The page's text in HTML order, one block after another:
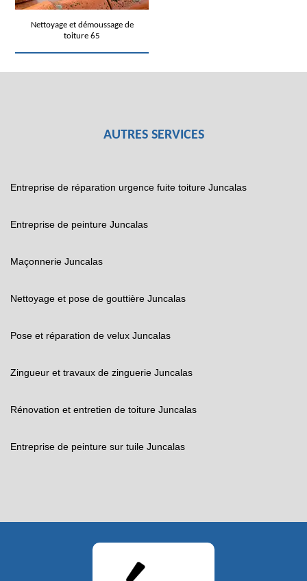
Nettoyage et démoussage de
toiture 65
AUTRES SERVICES
Entreprise de réparation urgence fuite toiture Juncalas
Entreprise de peinture Juncalas
Maçonnerie Juncalas
Nettoyage et pose de gouttière Juncalas
Pose et réparation de velux Juncalas
Zingueur et travaux de zinguerie Juncalas
Rénovation et entretien de toiture Juncalas
Entreprise de peinture sur tuile Juncalas